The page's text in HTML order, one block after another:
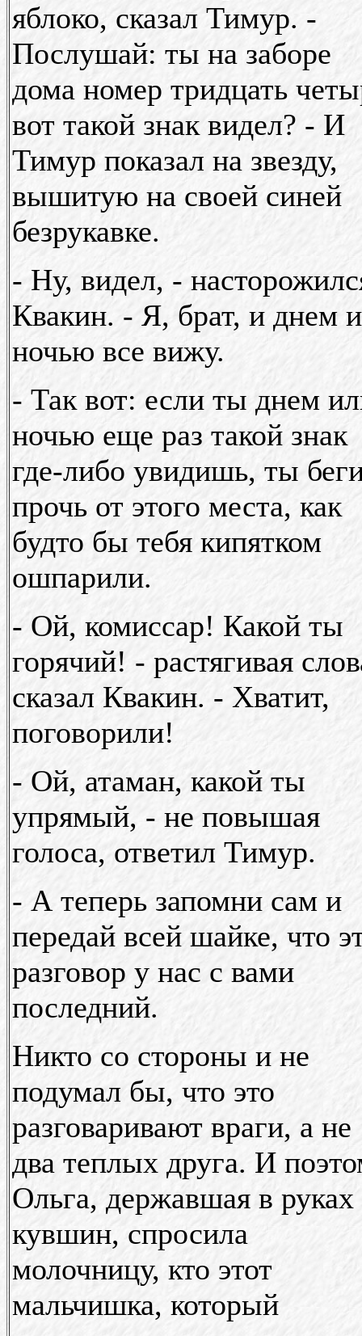
яблоко, сказал Тимур. -
Послушай: ты на заборе
дома номер тридцать
вот такой знак видел? - И
Тимур показал на звезду,
вышитую на своей синей
безрукавке.
- Ну, видел, -
Квакин. - Я, брат, и днем и
ночью все вижу.
- Так вот: если ты днем
ночью еще раз такой знак
где-либо увидишь, ты
прочь от этого места, как
будто бы тебя кипятком
ошпарили.
- Ой, комиссар! Какой ты
горячий! - растягивая
сказал Квакин. - Хватит,
поговорили!
- Ой, атаман, какой ты
упрямый, - не повышая
голоса, ответил Тимур.
- А теперь запомни сам и
передай всей шайке, что
разговор у нас с вами
последний.
Никто со стороны и не
подумал бы, что это
разговаривают враги, а не
два теплых друга. И
Ольга, державшая в руках
кувшин, спросила
молочницу, кто этот
мальчишка, который